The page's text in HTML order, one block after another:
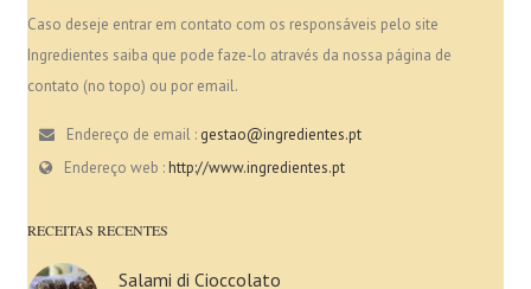
Caso deseje entrar em contato com os responsáveis pelo site
Ingredientes saiba que pode faze-lo através da nossa página de
contato (no topo) ou por email.
Endereço de email : gestao@ingredientes.pt
Endereço web :http://www.ingredientes.pt
RECEITAS RECENTES
Salami di Cioccolato